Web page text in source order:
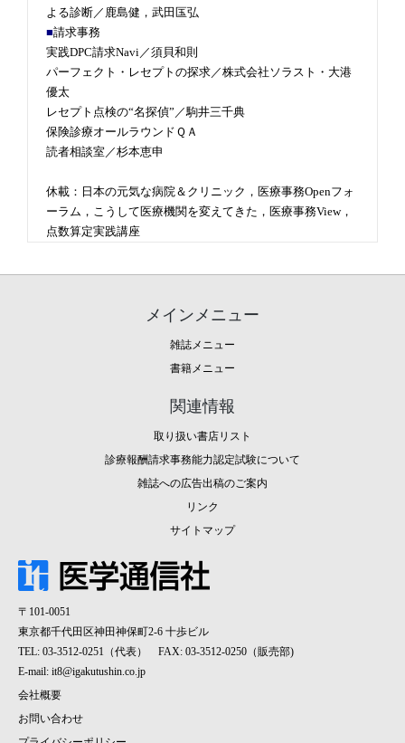
よる診断／鹿島健，武田匤弘
■請求事務
実践DPC請求Navi／須貝和則
パーフェクト・レセプトの探求／株式会社ソラスト・大港
優太
レセプト点検の“名探偵”／駒井三千典
保険診療オールラウンドＱＡ
読者相談室／杉本恵申
休載：日本の元気な病院＆クリニック，医療事務Openフォ
ーラム，こうして医療機関を変えてきた，医療事務View，
点数算定実践講座
メインメニュー
雑誌メニュー
書籍メニュー
関連情報
取り扱い書店リスト
診療報酬請求事務能力認定試験について
雑誌への広告出稿のご案内
リンク
サイトマップ
〒101-0051
東京都千代田区神田神保町2-6 十歩ビル
TEL: 03-3512-0251（代表） FAX: 03-3512-0250（販売部)
E-mail: it8@igakutushin.co.jp
会社概要
お問い合わせ